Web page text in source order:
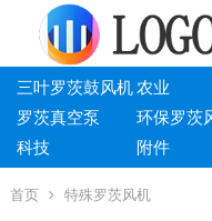
三叶罗茨鼓风机农业
罗茨真空泵
环保罗茨
科技
附件
首页 特殊罗茨风机